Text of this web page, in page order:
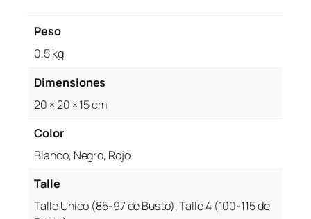
Peso
0.5 kg
Dimensiones
20 × 20 × 15 cm
Color
Blanco, Negro, Rojo
Talle
Talle Unico (85-97 de Busto), Talle 4 (100-115 de